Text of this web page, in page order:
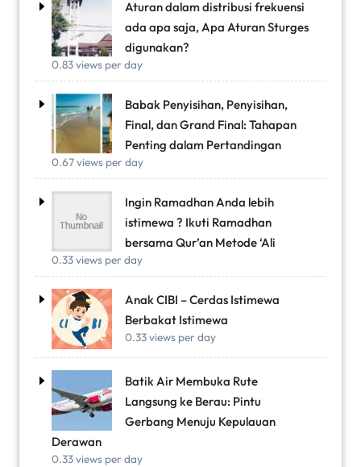
Aturan dalam distribusi frekuensi
ada apa saja, Apa Aturan Sturges
digunakan?
0.83 views per day
Babak Penyisihan, Penyisihan,
Final, dan Grand Final: Tahapan
Penting dalam Pertandingan
0.67 views per day
Ingin Ramadhan Anda lebih
istimewa ? Ikuti Ramadhan
bersama Qur’an Metode ‘Ali
0.33 views per day
Anak CIBI – Cerdas Istimewa
Berbakat Istimewa
0.33 views per day
Batik Air Membuka Rute
Langsung ke Berau: Pintu
Gerbang Menuju Kepulauan
Derawan
0.33 views per day